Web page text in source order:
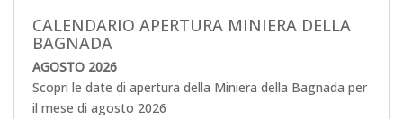
CALENDARIO APERTURA MINIERA DELLA
BAGNADA
AGOSTO 2026
Scopri le date di apertura della Miniera della Bagnada per
il mese di agosto 2026